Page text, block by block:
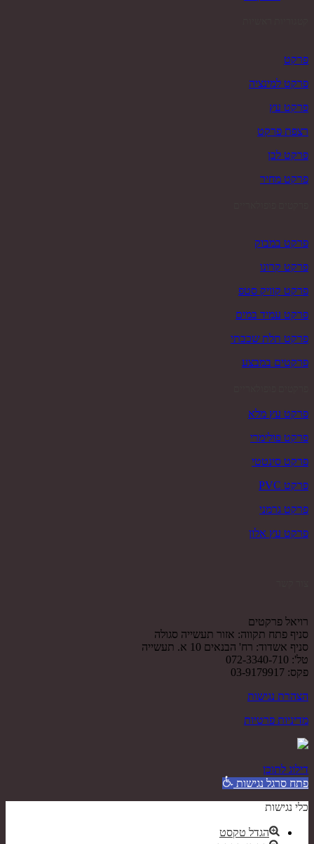
פרקט
פרקט למינציה
פרקט עץ
רצפת פרקט
פרקט לבן
פרקט מחיר
פרקט במבוק
פרקט קרונו
פרקט קוויק סטפ
פרקט עמיד במים
פרקט תלת שכבתי
פרקטים במבצע
פרקט עץ מלא
פרקט פולימרי
פרקט סינטטי
פרקט PVC
פרקט גרמני
פרקט עץ אלון
רויאל פרקטים
סניף פתח תקווה: אזור תעשייה סגולה
סניף אשדוד: רח' הבנאים 10 א. תעשייה
טל': 072-3340-710
פקס: 03-9179917
הצהרת נגישות
מדיניות פרטיות
דילוג לתוכן
פתח סרגל נגישות
כלי נגישות
הגדל טקסט